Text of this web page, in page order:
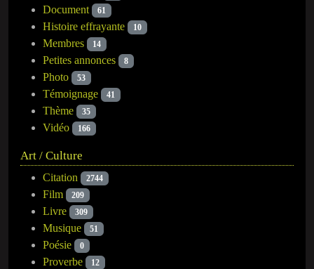
Document 61
Histoire effrayante 10
Membres 14
Petites annonces 8
Photo 53
Témoignage 41
Thème 35
Vidéo 166
Art / Culture
Citation 2744
Film 209
Livre 309
Musique 51
Poésie 0
Proverbe 12